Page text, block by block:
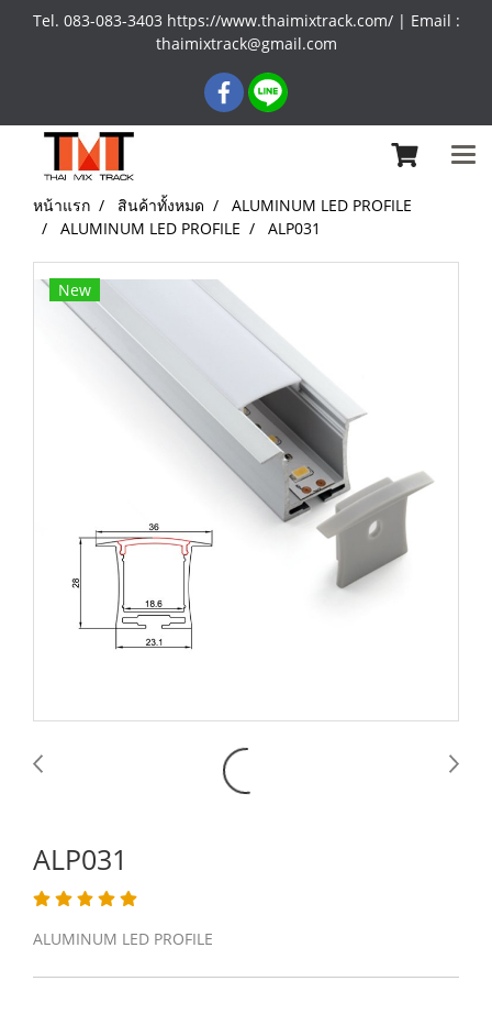
Tel. 083-083-3403 https://www.thaimixtrack.com/ | Email :
thaimixtrack@gmail.com
หน้าแรก สินค้าทั้งหมด
ALUMINUM LED PROFILE
ALUMINUM LED PROFILE
ALP031
New
ALP031
ALUMINUM LED PROFILE